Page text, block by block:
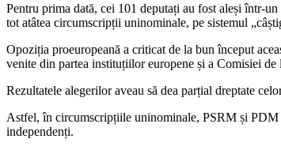
Pentru prima dată, cei 101 deputați au fost aleși într-
tot atâtea circumscripții uninominale, pe sistemul
Opoziția proeuropeană a criticat de la bun început
venite din partea instituțiilor europene și a Comisiei de
Rezultatele alegerilor aveau să dea parțial dreptate
Astfel, în circumscripțiile uninominale, PSRM și PDM
independenți.